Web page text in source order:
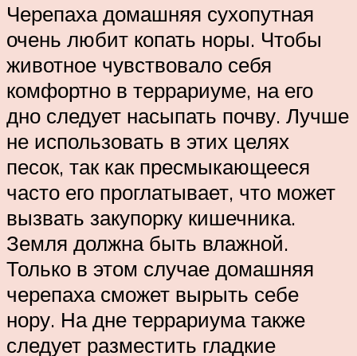
Черепаха домашняя сухопутная
очень любит копать норы. Чтобы
животное чувствовало себя
комфортно в террариуме, на его
дно следует насыпать почву. Лучше
не использовать в этих целях
песок, так как пресмыкающееся
часто его проглатывает, что может
вызвать закупорку кишечника.
Земля должна быть влажной.
Только в этом случае домашняя
черепаха сможет вырыть себе
нору. На дне террариума также
следует разместить гладкие